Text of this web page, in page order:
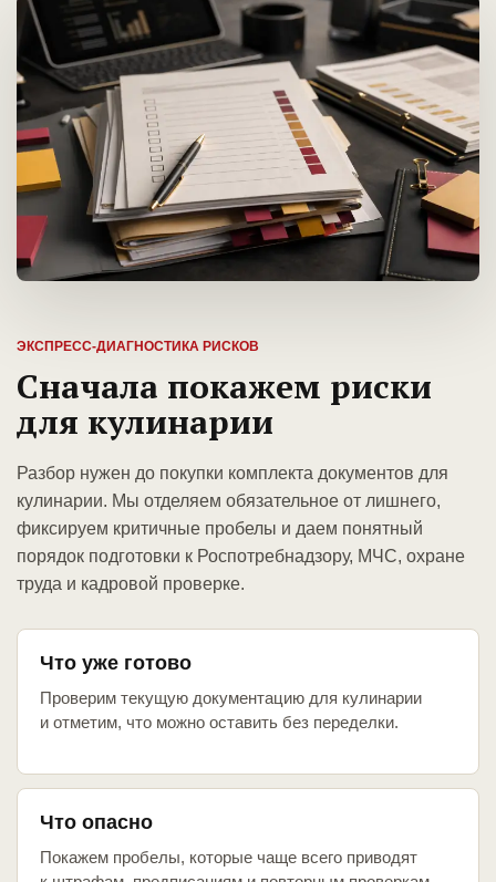
ЭКСПРЕСС-ДИАГНОСТИКА РИСКОВ
Сначала покажем риски
для кулинарии
Разбор нужен до покупки комплекта документов для
кулинарии. Мы отделяем обязательное от лишнего,
фиксируем критичные пробелы и даем понятный
порядок подготовки к Роспотребнадзору, МЧС, охране
труда и кадровой проверке.
Что уже готово
Проверим текущую документацию для кулинарии
и отметим, что можно оставить без переделки.
Что опасно
Покажем пробелы, которые чаще всего приводят